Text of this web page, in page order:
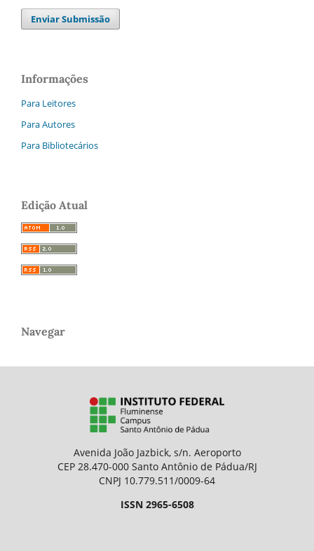
Enviar Submissão
Informações
Para Leitores
Para Autores
Para Bibliotecários
Edição Atual
Navegar
Avenida João Jazbick, s/n. Aeroporto
CEP 28.470-000 Santo Antônio de Pádua/RJ
CNPJ 10.779.511/0009-64
ISSN 2965-6508